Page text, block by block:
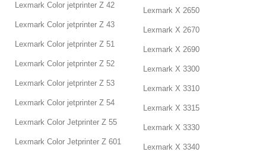
Lexmark Color jetprinter Z 42
Lexmark Color jetprinter Z 43
Lexmark Color jetprinter Z 51
Lexmark Color jetprinter Z 52
Lexmark Color jetprinter Z 53
Lexmark Color jetprinter Z 54
Lexmark Color Jetprinter Z 55
Lexmark Color Jetprinter Z 601
Lexmark X 2650
Lexmark X 2670
Lexmark X 2690
Lexmark X 3300
Lexmark X 3310
Lexmark X 3315
Lexmark X 3330
Lexmark X 3340